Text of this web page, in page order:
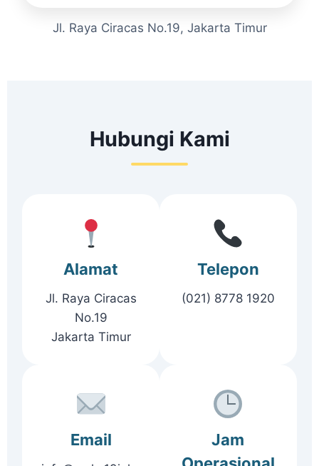
Jl. Raya Ciracas No.19, Jakarta Timur
Hubungi Kami
Alamat
Jl. Raya Ciracas
No.19
Jakarta Timur
Telepon
(021) 8778 1920
Email
Jam